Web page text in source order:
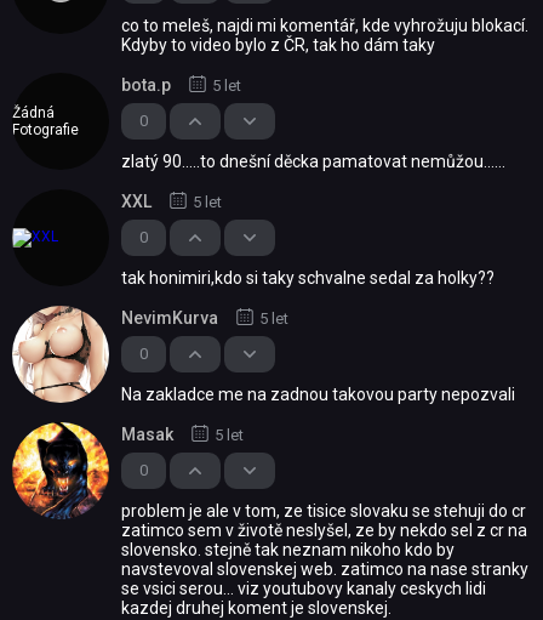
co to meleš, najdi mi komentář, kde vyhrožuju blokací.
Kdyby to video bylo z ČR, tak ho dám taky
Žádná
Fotografie
0
bota.p 5 let
zlatý 90.....to dnešní děcka pamatovat nemůžou......
0
XXL 5 let
tak honimiri,kdo si taky schvalne sedal za holky??
0
NevimKurva 5 let
Na zakladce me na zadnou takovou party nepozvali
0
Masak 5 let
problem je ale v tom, ze tisice slovaku se stehuji do cr
zatimco sem v životě neslyšel, ze by nekdo sel z cr na
slovensko. stejně tak neznam nikoho kdo by
navstevoval slovenskej web. zatimco na nase stranky
se vsici serou... viz youtubovy kanaly ceskych lidi
kazdej druhej koment je slovenskej.